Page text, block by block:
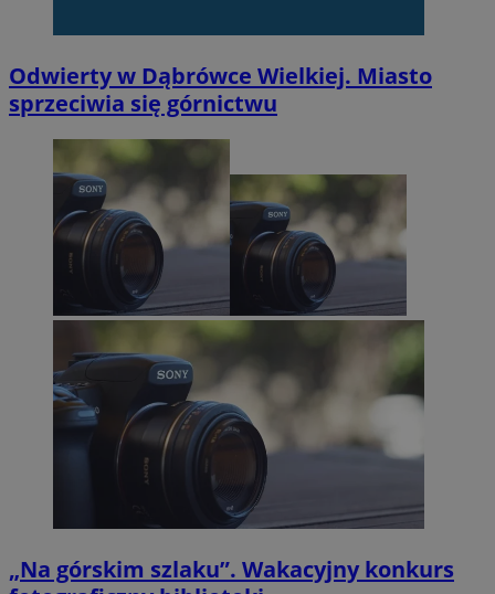
Odwierty w Dąbrówce Wielkiej. Miasto
sprzeciwia się górnictwu
„Na górskim szlaku”. Wakacyjny konkurs